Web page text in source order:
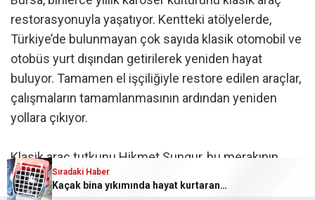
restorasyonuyla yaşatıyor. Kentteki atölyelerde,
Türkiye’de bulunmayan çok sayıda klasik otomobil ve
otobüs yurt dışından getirilerek yeniden hayat
buluyor. Tamamen el işçiliğiyle restore edilen araçlar,
çalışmaların tamamlanmasının ardından yeniden
yollara çıkıyor.
Klasik araç tutkunu Hikmet Sungur, bu merakının
çocukluk yıllarına dayandığını belirterek, “Aslında
klasik arabaların hepsine ilgileniyorum. Ben 1960
Sıradaki Haber
Kaçak bina yıkımında hayat kurtaran müdahale